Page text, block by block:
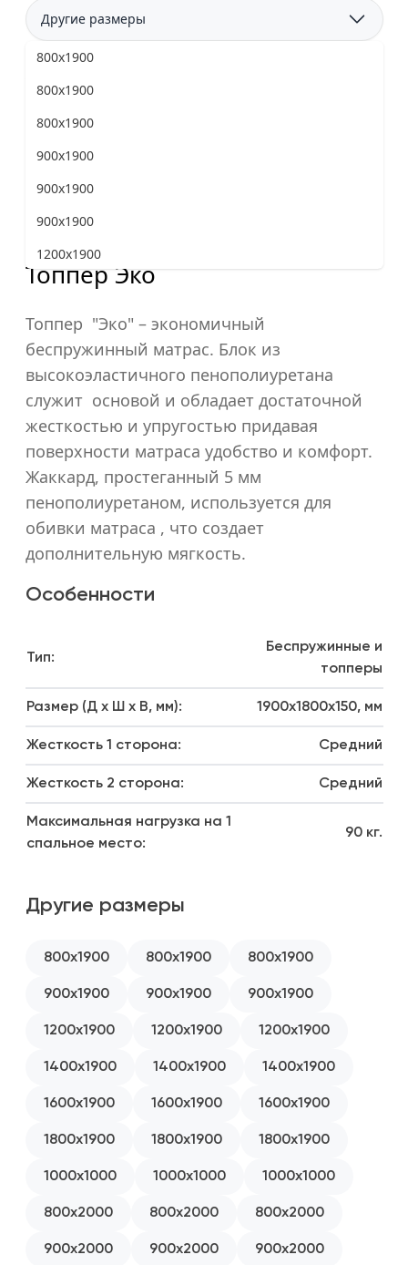
Другие размеры
800x1900
800x1900
800x1900
900x1900
900x1900
900x1900
1200x1900
1200x1900
1200x1900
1400x1900
1400x1900
1600x1900
1600x1900
1800x1900
1800x1900
1000x1000
800x2000
800x2000
800x2000
900x2000
900x2000
1400x2000
1400x2000
1600x2000
1600x2000
1600x2000
Топпер Эко
Топпер "Эко" – экономичный
беспружинный матрас. Блок из
высокоэластичного пенополиуретана
служит основой и обладает достаточной
жесткостью и упругостью придавая
поверхности матраса удобство и комфорт.
Жаккард, простеганный 5 мм
пенополиуретаном, используется для
обивки матраса , что создает
дополнительную мягкость.
Особенности
Тип:
Беспружинные и
топперы
Размер (Д х Ш х В, мм): 1900x1800x150, мм
Жесткость 1 сторона: Средний
Жесткость 2 сторона: Средний
Максимальная нагрузка на 1
спальное место:
90 кг.
Другие размеры
800x1900 800x1900 800x1900
900x1900 900x1900 900x1900
1200x1900 1200x1900 1200x1900
1400x1900 1400x1900 1400x1900
1600x1900 1600x1900 1600x1900
1800x1900 1800x1900 1800x1900
1000x1000 1000x1000 1000x1000
800x2000 800x2000 800x2000
900x2000 900x2000 900x2000